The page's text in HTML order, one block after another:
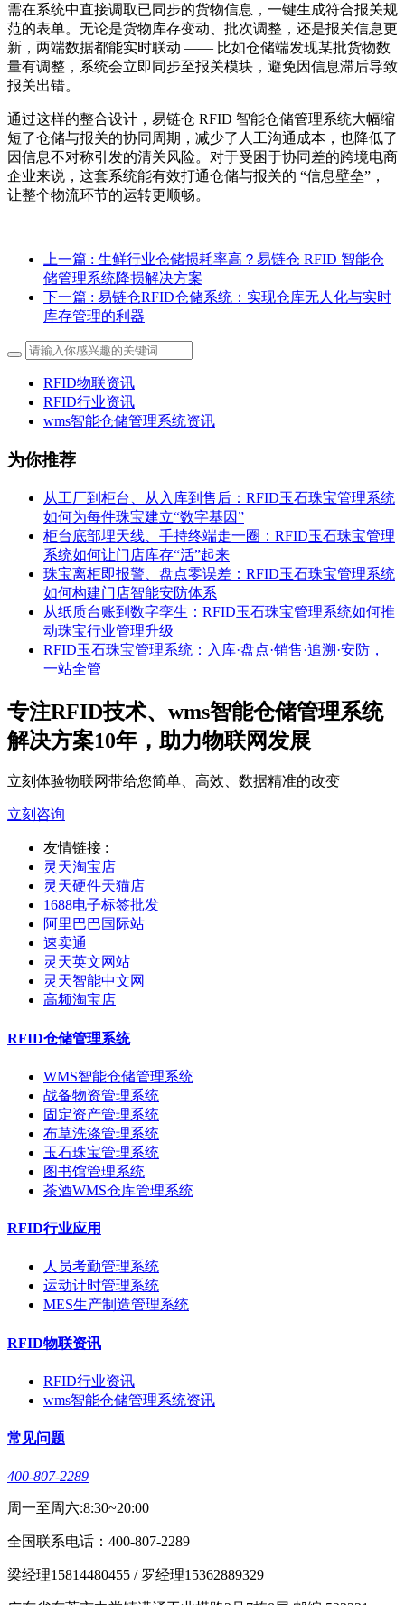
需在系统中直接调取已同步的货物信息，一键生成符合报关规
范的表单。无论是货物库存变动、批次调整，还是报关信息更
新，两端数据都能实时联动 —— 比如仓储端发现某批货物数
量有调整，系统会立即同步至报关模块，避免因信息滞后导致
报关出错。
通过这样的整合设计，易链仓 RFID 智能仓储管理系统大幅缩
短了仓储与报关的协同周期，减少了人工沟通成本，也降低了
因信息不对称引发的清关风险。对于受困于协同差的跨境电商
企业来说，这套系统能有效打通仓储与报关的 “信息壁垒”，
让整个物流环节的运转更顺畅。
上一篇 : 生鲜行业仓储损耗率高？易链仓 RFID 智能仓
储管理系统降损解决方案
下一篇 : 易链仓RFID仓储系统：实现仓库无人化与实时
库存管理的利器
RFID物联资讯
RFID行业资讯
wms智能仓储管理系统资讯
为你推荐
从工厂到柜台、从入库到售后：RFID玉石珠宝管理系统
如何为每件珠宝建立“数字基因”
柜台底部埋天线、手持终端走一圈：RFID玉石珠宝管理
系统如何让门店库存“活”起来
珠宝离柜即报警、盘点零误差：RFID玉石珠宝管理系统
如何构建门店智能安防体系
从纸质台账到数字孪生：RFID玉石珠宝管理系统如何推
动珠宝行业管理升级
RFID玉石珠宝管理系统：入库·盘点·销售·追溯·安防，
一站全管
专注RFID技术、wms智能仓储管理系统
解决方案10年，助力物联网发展
立刻体验物联网带给您简单、高效、数据精准的改变
立刻咨询
友情链接 :
灵天淘宝店
灵天硬件天猫店
1688电子标签批发
阿里巴巴国际站
速卖通
灵天英文网站
灵天智能中文网
高频淘宝店
RFID仓储管理系统
WMS智能仓储管理系统
战备物资管理系统
固定资产管理系统
布草洗涤管理系统
玉石珠宝管理系统
图书馆管理系统
茶酒WMS仓库管理系统
RFID行业应用
人员考勤管理系统
运动计时管理系统
MES生产制造管理系统
RFID物联资讯
RFID行业资讯
wms智能仓储管理系统资讯
常见问题
400-807-2289
周一至周六:8:30~20:00
全国联系电话：400-807-2289
梁经理15814480455 / 罗经理15362889329